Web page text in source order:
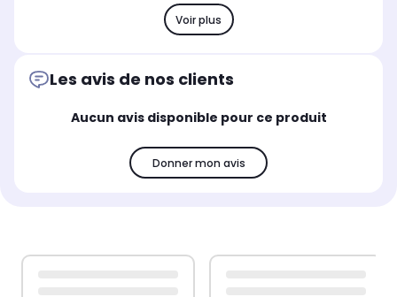
Voir plus
Les avis de nos clients
Aucun avis disponible pour ce produit
Donner mon avis